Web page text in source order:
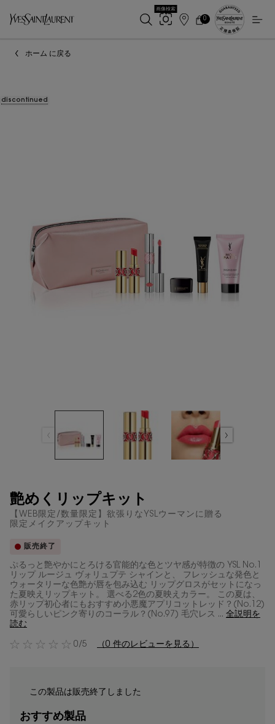
画像検索
店
カ
0
0 カート内の製品
ホーム に戻る
discontinued
艶めくリップキット
【WEB限定/数量限定】欲張りなYSLウーマンに贈る
限定メイクアップキット
販売終了
ぷるっと艶やかにとろける官能的な色とツヤ感が特徴の YSL No.1
リップ ルージュ ヴォリュプテ シャインと、 フレッシュな発色と
ウォータリーな色艶が唇を包み込む リップグロスがセットになっ
た夏映えリップキット。 選べる2色の夏映えカラー。 この夏は、
赤リップ初心者にもおすすめ小悪魔アプリコットレッド？(No.12)
可愛らしいピンク寄りのコーラル？(No.97) 毛穴レス ... 全説明を
読む
0/5 （0 件のレビューを見る）
この製品は販売終了しました
おすすめ製品